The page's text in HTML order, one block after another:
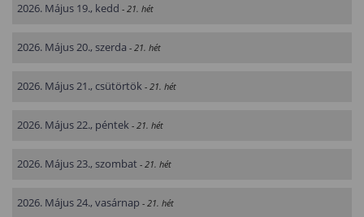
2026. Május 19., kedd - 21. hét
2026. Május 20., szerda - 21. hét
2026. Május 21., csütörtök - 21. hét
2026. Május 22., péntek - 21. hét
2026. Május 23., szombat - 21. hét
2026. Május 24., vasárnap - 21. hét